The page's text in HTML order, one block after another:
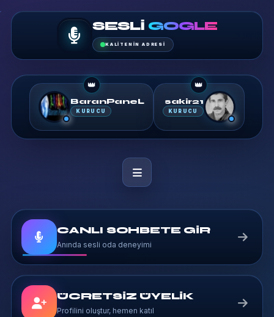
SESLI GOGLE
KALITENIN ADRESI
👑
BaranPaneL
KURUCU
👑
sakir21
KURUCU
CANLI SOHBETE GİR
Anında sesli oda deneyimi
ÜCRETSİZ ÜYELİK
Profilini oluştur, hemen katıl